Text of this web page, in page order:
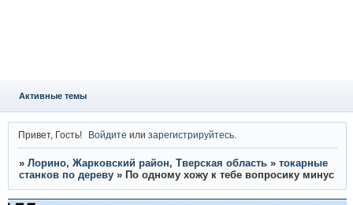
Активные темы
Привет, Гость! Войдите илизарегистрируйтесь
» Лорино, Жарковский район, Тверская область » токарные
станков по дереву » По одному хожу к тебе вопросику минус